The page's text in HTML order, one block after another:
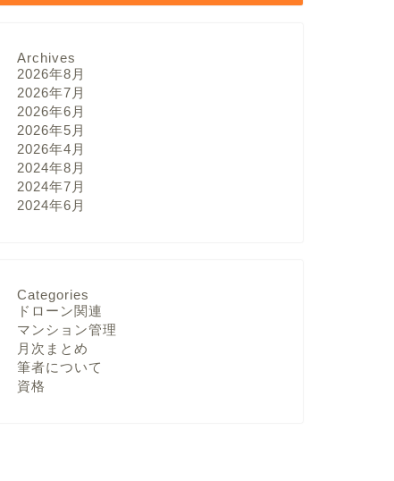
Archives
2026年8月
2026年7月
2026年6月
2026年5月
2026年4月
2024年8月
2024年7月
2024年6月
Categories
ドローン関連
マンション管理
月次まとめ
筆者について
資格